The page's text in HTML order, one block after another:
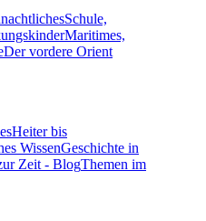
Schule,
Maritimes,
Der vordere Orient
Heiter bis
WissenGeschichte in
Zeit - BlogThemen im